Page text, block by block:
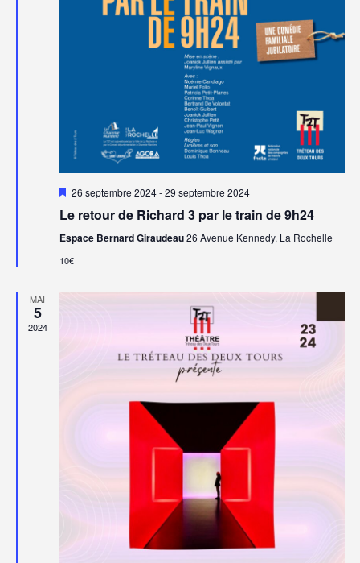
Mis
avant
26 septembre 2024-29 septembre 2024
Le retour de Richard 3 par le train de 9h24
Espace Bernard Giraudeau26 Avenue Kennedy, La Rochelle
10€
MAI
5
2024